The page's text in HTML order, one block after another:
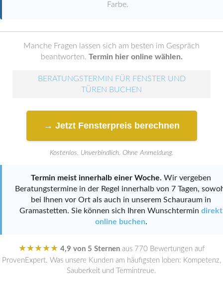
Farbe.
Manche Fragen lassen sich am besten im Gespräch
beantworten. Termin hier online wählen.
BERATUNGSTERMIN FÜR FENSTER UND
TÜREN BUCHEN
→ Jetzt Fensterpreis berechnen
Kostenlos. Unverbindlich. Ohne Anmeldung.
Termin meist innerhalb einer Woche. Wir vergeben
Beratungstermine in der Regel innerhalb von 7 Tagen,
bei Ihnen vor Ort als auch in unserem Schauraum in
Gramastetten. Sie können sich Ihren Wunschtermin direkt
online buchen.
★★★★★ 4,9 von 5 Sternen aus 770 Bewertungen auf
ProvenExpert. Was unsere Kunden am häufigsten loben: Kompetenz,
Sauberkeit und Termintreue.